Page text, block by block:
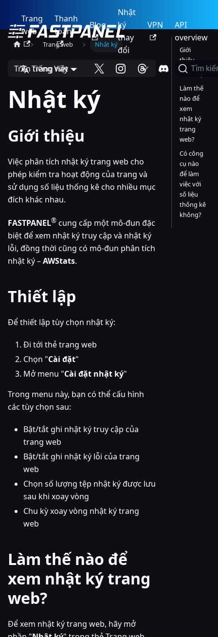
Trang
web
Thanh
toán
Blog
Nhật
ký
thay
đổi
VPN
API
overview
Tiếng Việt Tìm
Trang web Nhật ký
Trên trang này
Nhật ký
Giới thiệu
Việc phân tích nhật ký trang web cho
phép kiểm tra hoạt động của trang và
sử dụng số liệu thống kê cho nhiều mục
đích khác nhau.
FASTPANEL® cung cấp một mô-đun đặc
biệt để xem nhật ký truy cập và nhật ký
lỗi, đồng thời cũng có mô-đun phân tích
nhật ký –AWStats.
Thiết lập
Để thiết lập tùy chọn nhật ký:
Đi tới thẻ trang web
Chọn "Cài đặt"
Mở menu "Cài đặt nhật ký"
Trong menu này, bạn có thể cấu hình
các tùy chọn sau:
Bật/tắt ghi nhật ký truy cập của
trang web
Bật/tắt ghi nhật ký lỗi của trang
web
Chọn số lượng tệp nhật ký được lưu
sau khi xoay vòng
Chu kỳ xoay vòng nhật ký trang
web
Làm thế nào để
xem nhật ký trang
web?
Để xem nhật ký trang web, hãy mở
Giới
thiệu
Thiết lập
Làm thế
nào để
xem
nhật ký
trang
web?
Có công
cụ nào
để làm
việc với
số liệu
thống kê
không?